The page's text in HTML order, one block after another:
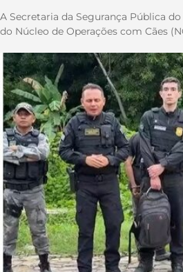
A Secretaria da Segurança Pública
do Núcleo de Operações com Cães